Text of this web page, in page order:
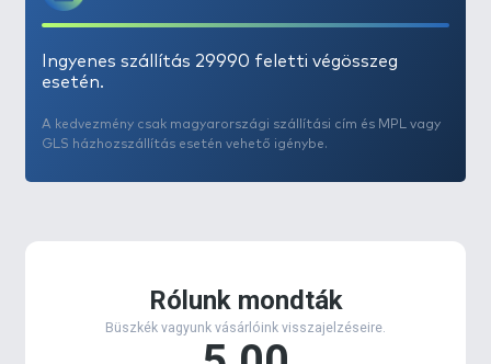
Ingyenes szállítás 29990 feletti végösszeg
esetén.
A kedvezmény csak magyarországi szállítási cím és MPL vagy
GLS házhozszállítás esetén vehető igénybe.